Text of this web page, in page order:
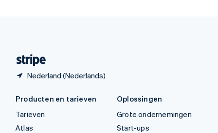
Nederland (Nederlands)
Producten en tarieven
Tarieven
Atlas
Oplossingen
Grote ondernemingen
Start-ups